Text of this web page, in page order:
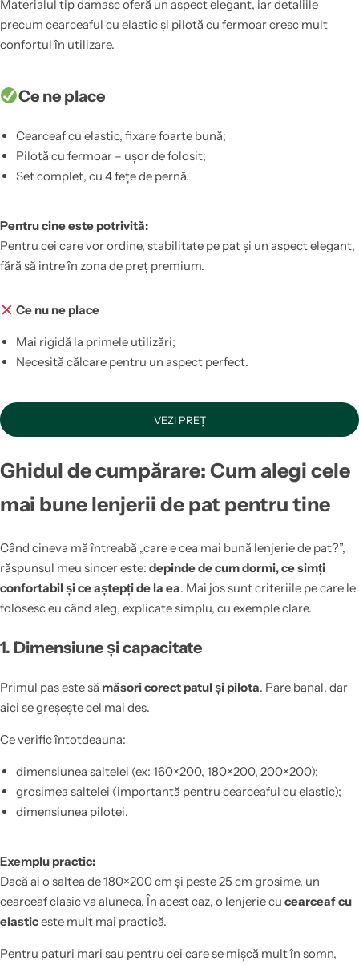
Materialul tip damasc oferă un aspect elegant, iar detaliile
precum cearceaful cu elastic și pilotă cu fermoar cresc mult
confortul în utilizare.
Ce ne place
Cearceaf cu elastic, fixare foarte bună;
Pilotă cu fermoar – ușor de folosit;
Set complet, cu 4 fețe de pernă.
Pentru cine este potrivită:
Pentru cei care vor ordine, stabilitate pe pat și un aspect elegant,
fără să intre în zona de preț premium.
Ce nu ne place
Mai rigidă la primele utilizări;
Necesită călcare pentru un aspect perfect.
VEZI PREȚ
Ghidul de cumpărare: Cum alegi cele
mai bune lenjerii de pat pentru tine
Când cineva mă întreabă „care e cea mai bună lenjerie de pat?”,
răspunsul meu sincer este: depinde de cum dormi, ce simți
confortabil și ce aștepți de la ea. Mai jos sunt criteriile pe care le
folosesc eu când aleg, explicate simplu, cu exemple clare.
1. Dimensiune și capacitate
Primul pas este să măsori corect patul și pilota. Pare banal, dar
aici se greșește cel mai des.
Ce verific întotdeauna:
dimensiunea saltelei (ex: 160×200, 180×200, 200×200);
grosimea saltelei (importantă pentru cearceaful cu elastic);
dimensiunea pilotei.
Exemplu practic:
Dacă ai o saltea de 180×200 cm și peste 25 cm grosime, un
cearceaf clasic va aluneca. În acest caz, o lenjerie cu cearceaf cu
elasticeste mult mai practică.
Pentru paturi mari sau pentru cei care se mișcă mult în somn,